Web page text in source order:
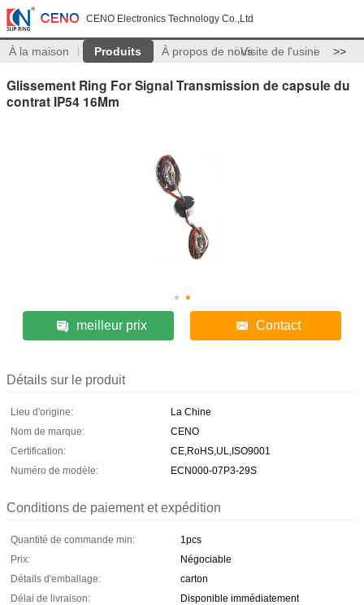
CENO Electronics Technology Co.,Ltd
À la maison Produits À propos de nousVisite de l'usine >>
Glissement Ring For Signal Transmission de capsule du
contrat IP54 16Mm
meilleur prix Contact
Détails sur le produit
Lieu d'origine:
La Chine
Nom de marque:
CENO
Certification:
CE,RoHS,UL,ISO9001
Numéro de modèle:
ECN000-07P3-29S
Conditions de paiement et expédition
Quantité de commande min:
1pcs
Prix:
Négociable
Détails d'emballage:
carton
Délai de livraison:
Disponible immédiatement